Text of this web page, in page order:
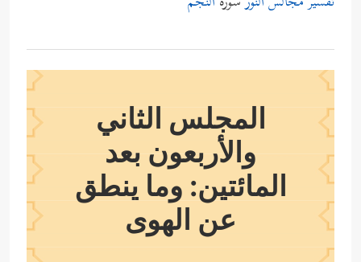
المجلس الثاني
والأربعون بعد
المائتين: وما ينطق
عن الهوى